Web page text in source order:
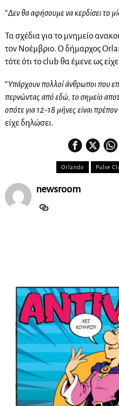
“Δεν θα αφήσουμε να κερδίσει το
Τα σχέδια για το μνημείο
τον Νοέμβριο. Ο δήμαρχος
τότε ότι το club θα έμενε ως
“Υπάρχουν πολλοί άνθρωποι που
περνώντας από εδώ, το σημείο
οπότε για 12-18 μήνες είναι
είχε δηλώσει.
Orlando Pulse
newsroom